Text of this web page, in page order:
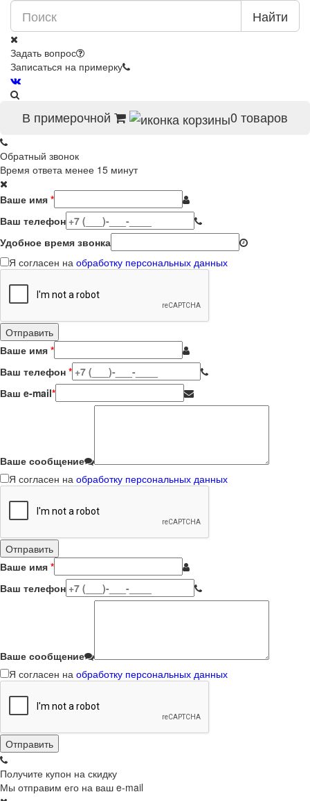
Найти
Задать вопрос
Записаться на примерку
В примерочной 0 товаров
Обратный звонок
Время ответа менее 15 минут
Ваше имя *
Ваш телефон
Удобное время звонка
Я согласен на обработку персональных данных
Ваше имя *
Ваш телефон *
Ваш e-mail*
Ваше сообщение
Я согласен на обработку персональных данных
Ваше имя *
Ваш телефон
Ваше сообщение
Я согласен на обработку персональных данных
Получите купон на скидку
Мы отправим его на ваш e-mail